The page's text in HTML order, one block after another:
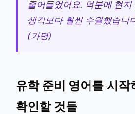
줄어들었어요. 덕분에 현지
생각보다 훨씬 수월했습니
(가명)
유학 준비 영어를 시작
확인할 것들